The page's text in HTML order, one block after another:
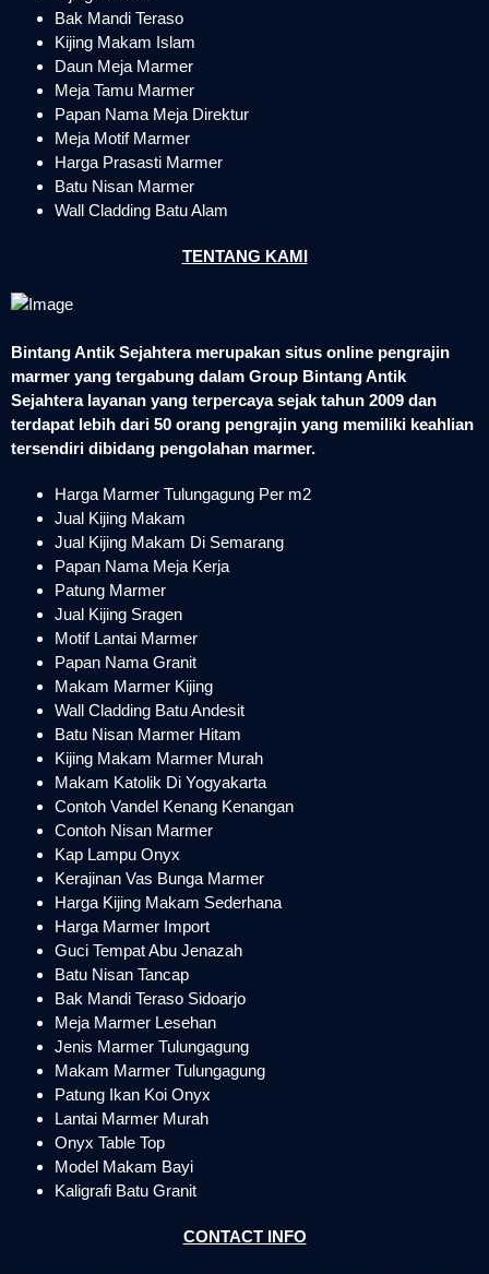
Bak Mandi Teraso
Kijing Makam Islam
Daun Meja Marmer
Meja Tamu Marmer
Papan Nama Meja Direktur
Meja Motif Marmer
Harga Prasasti Marmer
Batu Nisan Marmer
Wall Cladding Batu Alam
TENTANG KAMI
Bintang Antik Sejahtera merupakan situs online pengrajin
marmer yang tergabung dalam Group Bintang Antik
Sejahtera layanan yang terpercaya sejak tahun 2009 dan
terdapat lebih dari 50 orang pengrajin yang memiliki keahlian
tersendiri dibidang pengolahan marmer.
Harga Marmer Tulungagung Per m2
Jual Kijing Makam
Jual Kijing Makam Di Semarang
Papan Nama Meja Kerja
Patung Marmer
Jual Kijing Sragen
Motif Lantai Marmer
Papan Nama Granit
Makam Marmer Kijing
Wall Cladding Batu Andesit
Batu Nisan Marmer Hitam
Kijing Makam Marmer Murah
Makam Katolik Di Yogyakarta
Contoh Vandel Kenang Kenangan
Contoh Nisan Marmer
Kap Lampu Onyx
Kerajinan Vas Bunga Marmer
Harga Kijing Makam Sederhana
Harga Marmer Import
Guci Tempat Abu Jenazah
Batu Nisan Tancap
Bak Mandi Teraso Sidoarjo
Meja Marmer Lesehan
Jenis Marmer Tulungagung
Makam Marmer Tulungagung
Patung Ikan Koi Onyx
Lantai Marmer Murah
Onyx Table Top
Model Makam Bayi
Kaligrafi Batu Granit
CONTACT INFO